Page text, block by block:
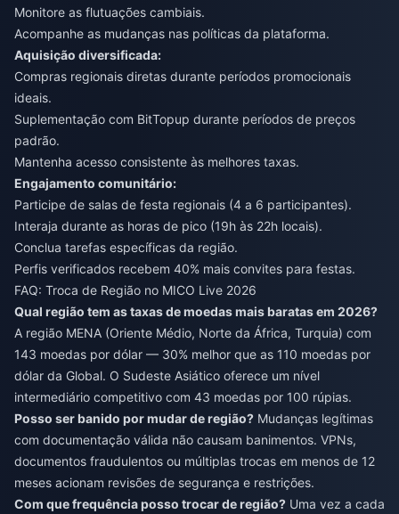
Monitore as flutuações cambiais.
Acompanhe as mudanças nas políticas da plataforma.
Aquisição diversificada:
Compras regionais diretas durante períodos promocionais
ideais.
Suplementação com BitTopup durante períodos de preços
padrão.
Mantenha acesso consistente às melhores taxas.
Engajamento comunitário:
Participe de salas de festa regionais (4 a 6 participantes).
Interaja durante as horas de pico (19h às 22h locais).
Conclua tarefas específicas da região.
Perfis verificados recebem 40% mais convites para festas.
FAQ: Troca de Região no MICO Live 2026
Qual região tem as taxas de moedas mais baratas em 2026?
A região MENA (Oriente Médio, Norte da África, Turquia) com
143 moedas por dólar — 30% melhor que as 110 moedas por
dólar da Global. O Sudeste Asiático oferece um nível
intermediário competitivo com 43 moedas por 100 rúpias.
Posso ser banido por mudar de região? Mudanças legítimas
com documentação válida não causam banimentos. VPNs,
documentos fraudulentos ou múltiplas trocas em menos de 12
meses acionam revisões de segurança e restrições.
Com que frequência posso trocar de região? Uma vez a cada